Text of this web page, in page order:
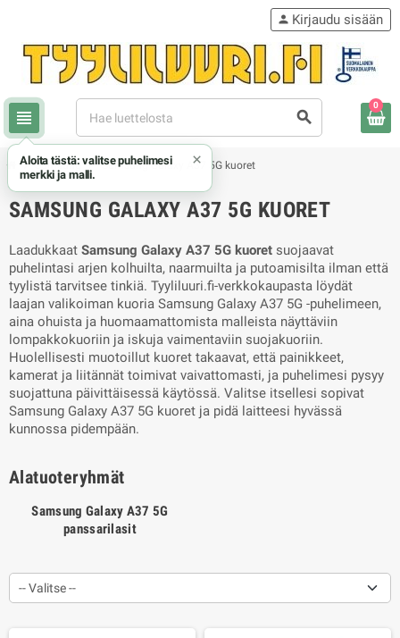
view_headline search
person Kirjaudu sisään
0
chevron_rightSamsung chevron_right Samsung Galaxy A37 5G kuoret
SAMSUNG GALAXY A37 5G KUORET
Laadukkaat Samsung Galaxy A37 5G kuoret suojaavat
puhelintasi arjen kolhuilta, naarmuilta ja putoamisilta ilman että
tyylistä tarvitsee tinkiä. Tyyliluuri.fi-verkkokaupasta löydät
laajan valikoiman kuoria Samsung Galaxy A37 5G -puhelimeen,
aina ohuista ja huomaamattomista malleista näyttäviin
lompakkokuoriin ja iskuja vaimentaviin suojakuoriin.
Huolellisesti muotoillut kuoret takaavat, että painikkeet,
kamerat ja liitännät toimivat vaivattomasti, ja puhelimesi pysyy
suojattuna päivittäisessä käytössä. Valitse itsellesi sopivat
Samsung Galaxy A37 5G kuoret ja pidä laitteesi hyvässä
kunnossa pidempään.
Alatuoteryhmät
Samsung Galaxy A37 5G
panssarilasit
-- Valitse --
Aloita tästä: valitse puhelimesi
merkki ja malli.
×